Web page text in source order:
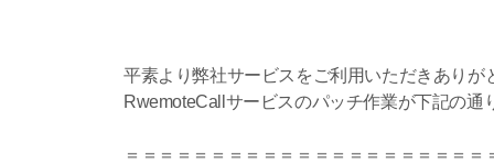
平素より弊社サービスをご利用いただきありが
RwemoteCallサービスのパッチ作業が下記の通
＝＝＝＝＝＝＝＝＝＝＝＝＝＝＝＝＝＝＝＝＝